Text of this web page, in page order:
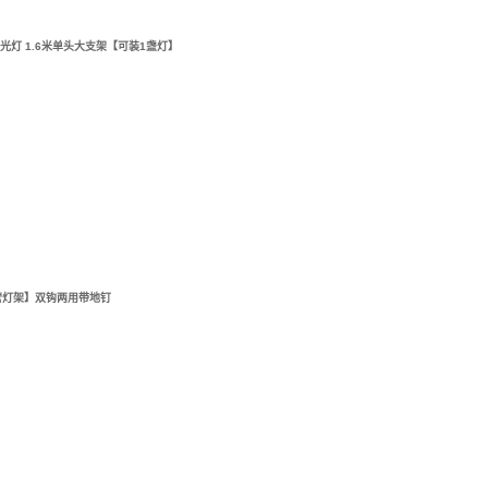
灯 1.6米单头大支架【可装1盏灯】
架】双钩两用带地钉